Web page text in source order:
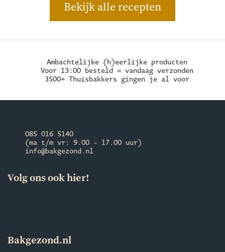
Bekijk alle recepten
Ambachtelijke (h)eerlijke producten
Voor 13:00 besteld = vandaag verzonden
3500+ Thuisbakkers gingen je al voor
085 016 5140
(ma t/m vr: 9.00 - 17.00 uur)
info@bakgezond.nl
Volg ons ook hier!
Bakgezond.nl